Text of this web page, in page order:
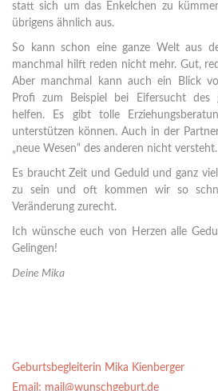
statt sich um das Enkelchen zu
übrigens ähnlich aus.
So kann schon eine ganze Welt aus
manchmal hilft reden nicht mehr. Gut,
Aber manchmal kann auch ein Blick
Profi zum Beispiel bei Eifersucht des
helfen. Es gibt tolle
unterstützen können. Auch in der
„neue Wesen“ des anderen nicht versteht.
Es braucht Zeit und Geduld und ganz
zu sein und oft kommen wir so
Veränderung zurecht.
Ich wünsche euch von Herzen alle
Gelingen!
Deine Mika
Geburtsbegleiterin Mika Kienberger
Email: mail@wunschgeburt.de